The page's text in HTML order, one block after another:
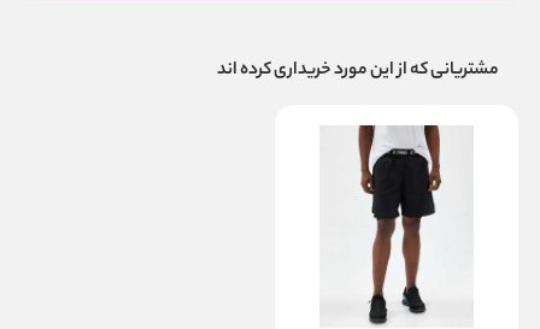
مشتریانی که از این مورد خریداری کرده اند